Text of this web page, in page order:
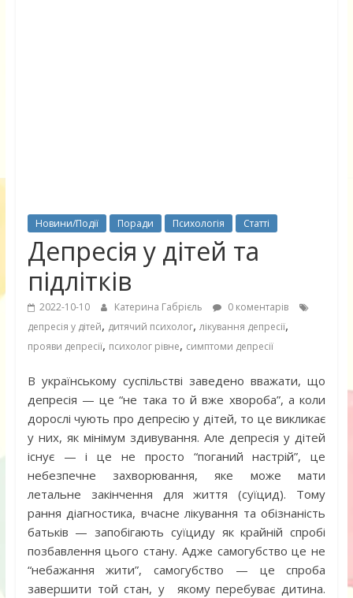
Новини/Події Поради Психологія Статті
Депресія у дітей та
підлітків
2022-10-10 Катерина Габрієль
0 коментарів
депресія у дітей, дитячий психолог, лікування депресії,
прояви депресії, психолог рівне, симптоми депресії
В українському суспільстві заведено вважати, що
депресія — це “не така то й вже хвороба”, а коли
дорослі чують про депресію у дітей, то це викликає
у них, як мінімум здивування. Але депресія у дітей
існує — і це не просто “поганий настрій”, це
небезпечне захворювання, яке може мати
летальне закінчення для життя (суїцид). Тому
рання діагностика, вчасне лікування та обізнаність
батьків — запобігають суїциду як крайній спробі
позбавлення цього стану. Адже самогубство це не
“небажання жити”, самогубство — це спроба
завершити той стан, у якому перебуває дитина.